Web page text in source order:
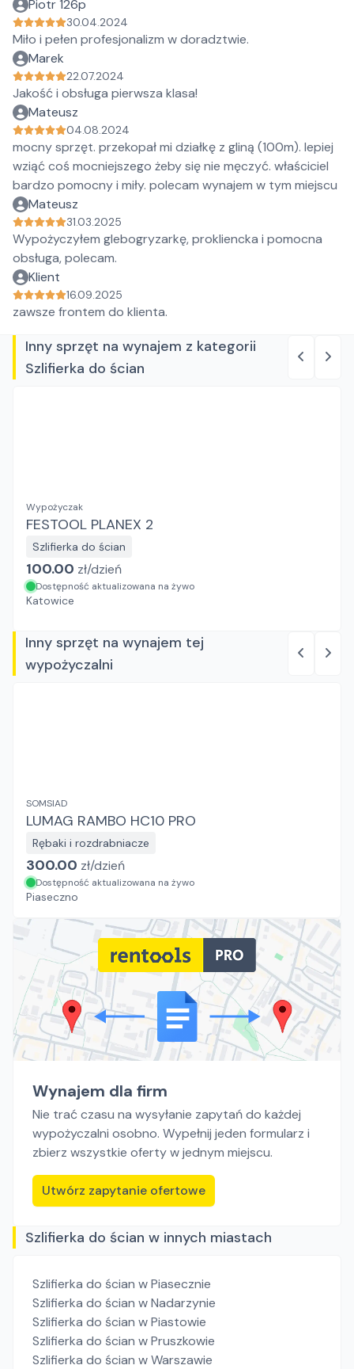
Piotr 126p
30.04.2024
Miło i pełen profesjonalizm w doradztwie.
Marek
22.07.2024
Jakość i obsługa pierwsza klasa!
Mateusz
04.08.2024
mocny sprzęt. przekopał mi działkę z gliną (100m). lepiej
wziąć coś mocniejszego żeby się nie męczyć. właściciel
bardzo pomocny i miły. polecam wynajem w tym miejscu
Mateusz
31.03.2025
Wypożyczyłem glebogryzarkę, prokliencka i pomocna
obsługa, polecam.
Klient
16.09.2025
zawsze frontem do klienta.
Inny sprzęt na wynajem z kategorii
Szlifierka do ścian
Wypożyczak
FESTOOL PLANEX 2
Szlifierka do ścian
100.00 zł/dzień
Dostępność aktualizowana na żywo
Katowice
Inny sprzęt na wynajem tej
wypożyczalni
SOMSIAD
LUMAG RAMBO HC10 PRO
Rębaki i rozdrabniacze
300.00 zł/dzień
Dostępność aktualizowana na żywo
Piaseczno
Wynajem dla firm
Nie trać czasu na wysyłanie zapytań do każdej
wypożyczalni osobno. Wypełnij jeden formularz i
zbierz wszystkie oferty w jednym miejscu.
Utwórz zapytanie ofertowe
Szlifierka do ścian w innych miastach
Szlifierka do ścian w Piasecznie
Szlifierka do ścian w Nadarzynie
Szlifierka do ścian w Piastowie
Szlifierka do ścian w Pruszkowie
Szlifierka do ścian w Warszawie